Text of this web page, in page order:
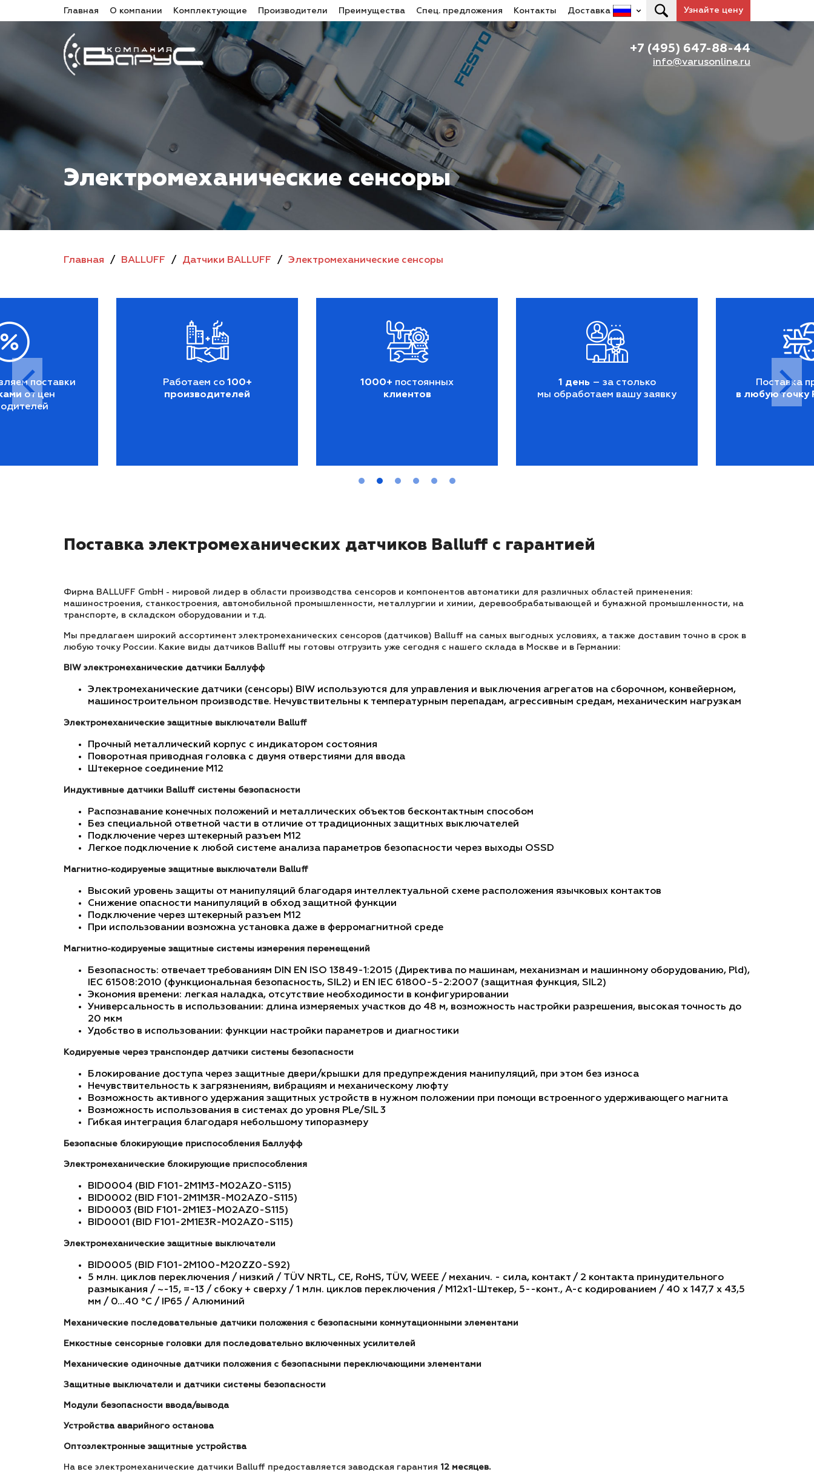
Главная О компании Комплектующие Производители Преимущества Спец. предложения Контакты Доставка Узнайте цену
+7 (495) 647-88-44
info@varusonline.ru
Найти
Электромеханические сенсоры
Главная / BALLUFF / Датчики BALLUFF / Электромеханические сенсоры
поставки
от цен
Работаем со 100+
производителей
1000+ постоянных
клиентов
1 день– за столько
мы обработаем вашу заявку
Поставка
в любую точку
Поставка электромеханических датчиков Balluff с гарантией
Фирма BALLUFF GmbH - мировой лидер в области производства сенсоров и компонентов автоматики для различных областей применения:
машиностроения, станкостроения, автомобильной промышленности, металлургии и химии, деревообрабатывающей и бумажной промышленности, на
транспорте, в складском оборудовании и т.д.
Мы предлагаем широкий ассортимент электромеханических сенсоров (датчиков) Balluff на самых выгодных условиях, а также доставим точно в срок в
любую точку России. Какие виды датчиков Balluff мы готовы отгрузить уже сегодня с нашего склада в Москве и в Германии:
BIW электромеханические датчики Баллуфф
Электромеханические датчики (сенсоры) BIW используются для управления и выключения агрегатов на сборочном, конвейерном,
машиностроительном производстве. Нечувствительны к температурным перепадам, агрессивным средам, механическим нагрузкам
Электромеханические защитные выключатели Balluff
Прочный металлический корпус с индикатором состояния
Поворотная приводная головка с двумя отверстиями для ввода
Штекерное соединение M12
Индуктивные датчики Balluff системы безопасности
Распознавание конечных положений и металлических объектов бесконтактным способом
Без специальной ответной части в отличие от традиционных защитных выключателей
Подключение через штекерный разъем M12
Легкое подключение к любой системе анализа параметров безопасности через выходы OSSD
Магнитно-кодируемые защитные выключатели Balluff
Высокий уровень защиты от манипуляций благодаря интеллектуальной схеме расположения язычковых контактов
Снижение опасности манипуляций в обход защитной функции
Подключение через штекерный разъем M12
При использовании возможна установка даже в ферромагнитной среде
Магнитно-кодируемые защитные системы измерения перемещений
Безопасность: отвечает требованиям DIN EN ISO 13849-1:2015 (Директива по машинам, механизмам и машинному оборудованию, Pld),
IEC 61508:2010 (функциональная безопасность, SIL2) и EN IEC 61800-5-2:2007 (защитная функция, SIL2)
Экономия времени: легкая наладка, отсутствие необходимости в конфигурировании
Универсальность в использовании: длина измеряемых участков до 48 м, возможность настройки разрешения, высокая точность до
20 мкм
Удобство в использовании: функции настройки параметров и диагностики
Кодируемые через транспондер датчики системы безопасности
Блокирование доступа через защитные двери/крышки для предупреждения манипуляций, при этом без износа
Нечувствительность к загрязнениям, вибрациям и механическому люфту
Возможность активного удержания защитных устройств в нужном положении при помощи встроенного удерживающего магнита
Возможность использования в системах до уровня PLe/SIL 3
Гибкая интеграция благодаря небольшому типоразмеру
Безопасные блокирующие приспособления Баллуфф
Электромеханические блокирующие приспособления
BID0004 (BID F101-2M1M3-M02AZ0-S115)
BID0002 (BID F101-2M1M3R-M02AZ0-S115)
BID0003 (BID F101-2M1E3-M02AZ0-S115)
BID0001 (BID F101-2M1E3R-M02AZ0-S115)
Электромеханические защитные выключатели
BID0005 (BID F101-2M100-M20ZZ0-S92)
5 млн. циклов переключения / низкий / TÜV NRTL, CE, RoHS, TÜV, WEEE / механич. - сила, контакт / 2 контакта принудительного
размыкания / ~-15, =-13 / сбоку + сверху / 1 млн. циклов переключения / M12x1-Штекер, 5--конт., A-с кодированием / 40 x 147,7 x 43,5
мм / 0...40 °C / IP65 / Алюминий
Механические последовательные датчики положения с безопасными коммутационными элементами
Емкостные сенсорные головки для последовательно включенных усилителей
Механические одиночные датчики положения с безопасными переключающими элементами
Защитные выключатели и датчики системы безопасности
Модули безопасности ввода/вывода
Устройства аварийного останова
Оптоэлектронные защитные устройства
На все электромеханические датчики Balluff предоставляется заводская гарантия 12 месяцев.